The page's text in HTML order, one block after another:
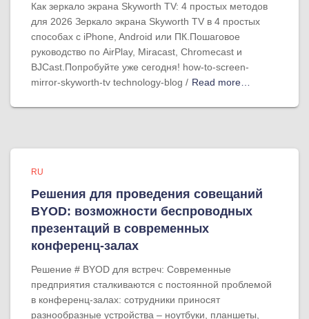
Как зеркало экрана Skyworth TV: 4 простых методов
для 2026 Зеркало экрана Skyworth TV в 4 простых
способах с iPhone, Android или ПК.Пошаговое
руководство по AirPlay, Miracast, Chromecast и
BJCast.Попробуйте уже сегодня! how-to-screen-
mirror-skyworth-tv technology-blog / Read more…
RU
Решения для проведения совещаний
BYOD: возможности беспроводных
презентаций в современных
конференц-залах
Решение # BYOD для встреч: Современные
предприятия сталкиваются с постоянной проблемой
в конференц-залах: сотрудники приносят
разнообразные устройства – ноутбуки, планшеты,